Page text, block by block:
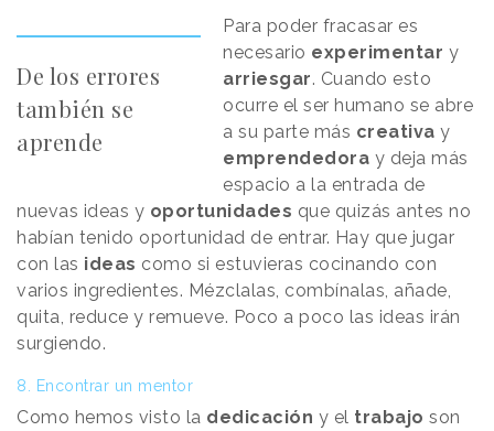
De los errores
también se
aprende
Para poder fracasar es
necesario experimentar y
arriesgar. Cuando esto
ocurre el ser humano se abre
a su parte más creativay
emprendedora y deja más
espacio a la entrada de
nuevas ideas y oportunidades que quizás antes no
habían tenido oportunidad de entrar. Hay que jugar
con las ideas como si estuvieras cocinando con
varios ingredientes. Mézclalas, combínalas, añade,
quita, reduce y remueve. Poco a poco las ideas irán
surgiendo.
8. Encontrar un mentor
Como hemos visto la dedicación y el trabajo son